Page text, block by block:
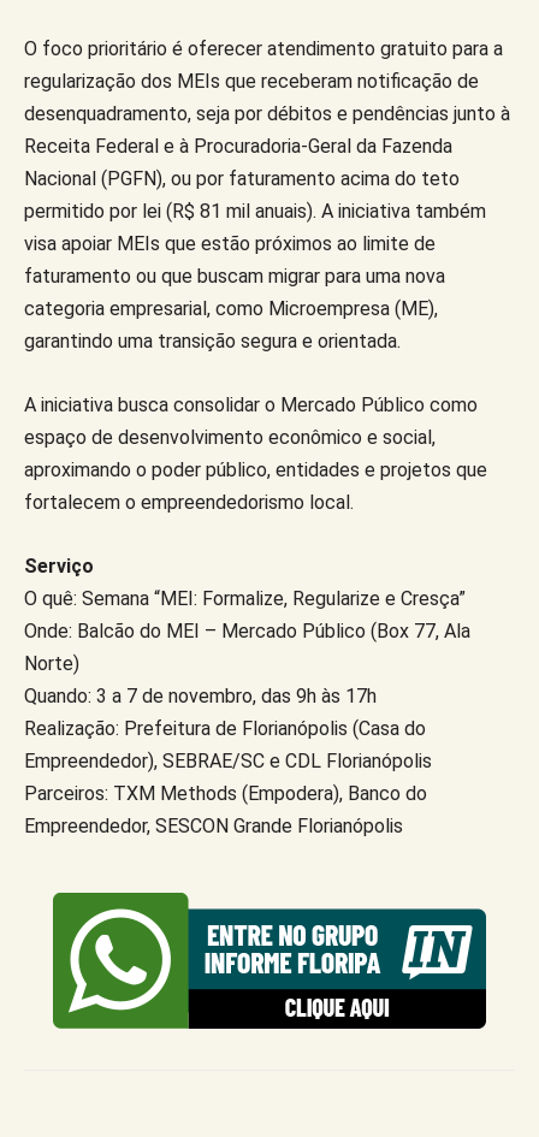
O foco prioritário é oferecer atendimento gratuito para a
regularização dos MEIs que receberam notificação de
desenquadramento, seja por débitos e pendências junto à
Receita Federal e à Procuradoria-Geral da Fazenda
Nacional (PGFN), ou por faturamento acima do teto
permitido por lei (R$ 81 mil anuais). A iniciativa também
visa apoiar MEIs que estão próximos ao limite de
faturamento ou que buscam migrar para uma nova
categoria empresarial, como Microempresa (ME),
garantindo uma transição segura e orientada.
A iniciativa busca consolidar o Mercado Público como
espaço de desenvolvimento econômico e social,
aproximando o poder público, entidades e projetos que
fortalecem o empreendedorismo local.
Serviço
O quê: Semana “MEI: Formalize, Regularize e Cresça”
Onde: Balcão do MEI – Mercado Público (Box 77, Ala
Norte)
Quando: 3 a 7 de novembro, das 9h às 17h
Realização: Prefeitura de Florianópolis (Casa do
Empreendedor), SEBRAE/SC e CDL Florianópolis
Parceiros: TXM Methods (Empodera), Banco do
Empreendedor, SESCON Grande Florianópolis